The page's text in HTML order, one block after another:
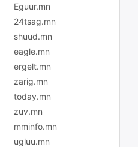
Eguur.mn
24tsag.mn
shuud.mn
eagle.mn
ergelt.mn
zarig.mn
today.mn
zuv.mn
mminfo.mn
ugluu.mn